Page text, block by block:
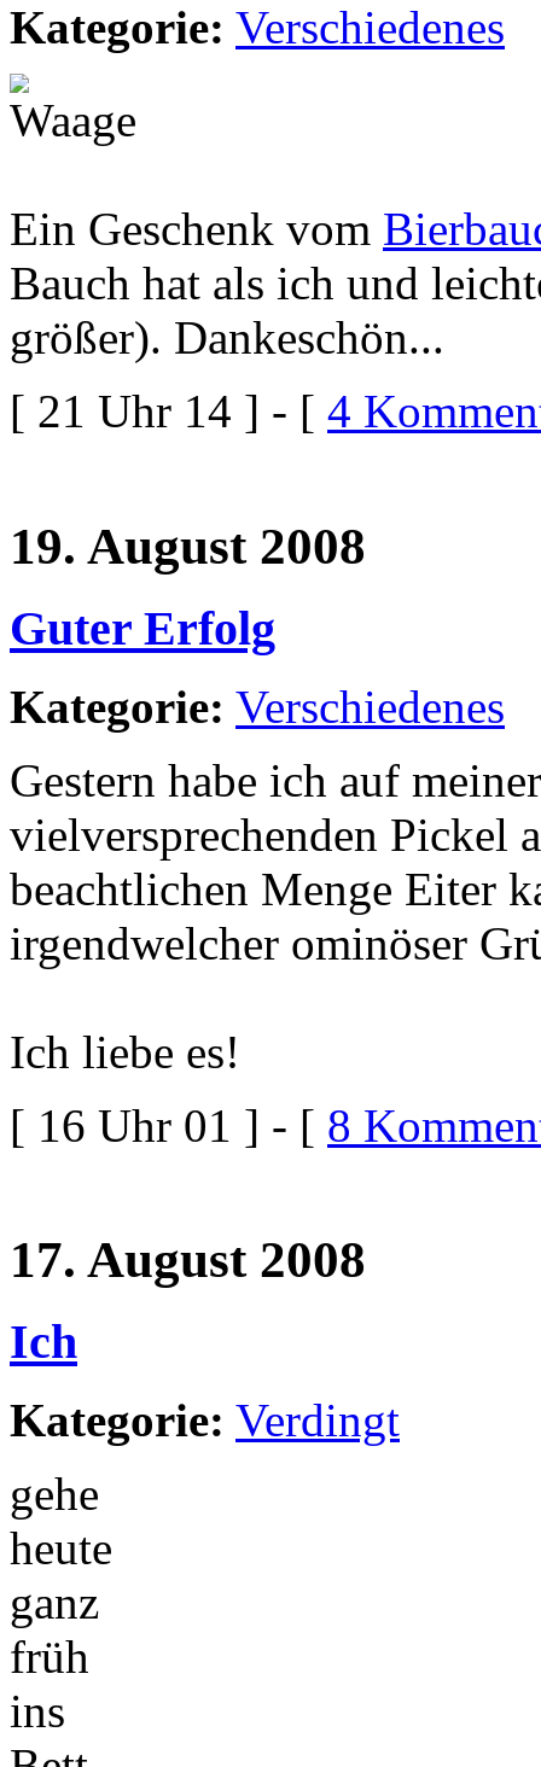
Kategorie: Verschiedenes
Ein Geschenk vom
Bauch hat als ich und
größer). Dankeschön...
[ 21 Uhr 14 ] - [ 4
19. August 2008
Guter Erfolg
Kategorie: Verschiedenes
Gestern habe ich auf
vielversprechenden Pickel
beachtlichen Menge Eiter
irgendwelcher ominöser
Ich liebe es!
[ 16 Uhr 01 ] - [ 8
17. August 2008
Ich
Kategorie: Verdingt
gehe
heute
ganz
früh
ins